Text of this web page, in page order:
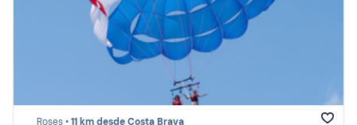
Roses •11 km desde Costa Brava